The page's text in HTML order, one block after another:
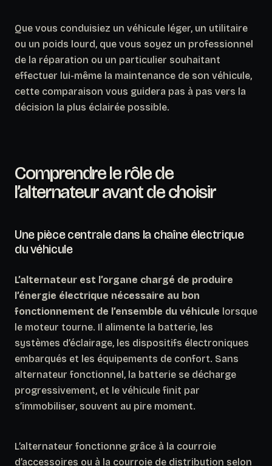
Que vous conduisiez un véhicule léger, un utilitaire
ou un poids lourd, que vous soyez un professionnel
de la réparation ou un particulier souhaitant
effectuer lui-même la maintenance de son véhicule,
cette comparaison vous guidera pas à pas vers la
décision la plus éclairée possible.
Comprendre le rôle de
l’alternateur avant de choisir
Une pièce centrale dans la chaîne électrique
du véhicule
L’alternateur est l’organe chargé de produire
l’énergie électrique nécessaire au bon
fonctionnement de l’ensemble du véhicule lorsque
le moteur tourne. Il alimente la batterie, les
systèmes d’éclairage, les dispositifs électroniques
embarqués et les équipements de confort. Sans
alternateur fonctionnel, la batterie se décharge
progressivement, et le véhicule finit par
s’immobiliser, souvent au pire moment.
L’alternateur fonctionne grâce à la courroie
d’accessoires ou à la courroie de distribution selon